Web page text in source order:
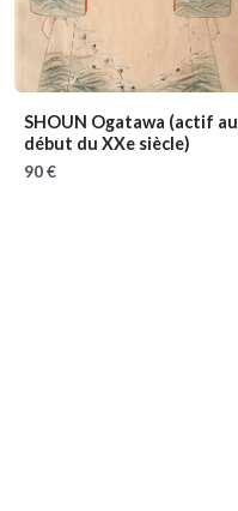
SHOUN Ogatawa (actif au
début du XXe siècle)
90 €